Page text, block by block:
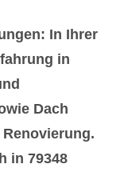
In Ihrer
in
Dach
in 79348